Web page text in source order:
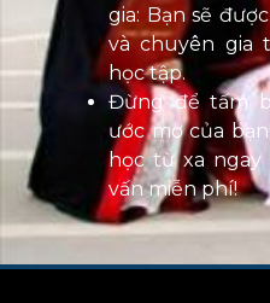
gia: Bạn sẽ
và chuyên gia
học tập.
Đừng để tấm
ước mơ của
học từ xa
vấn miễn phí!